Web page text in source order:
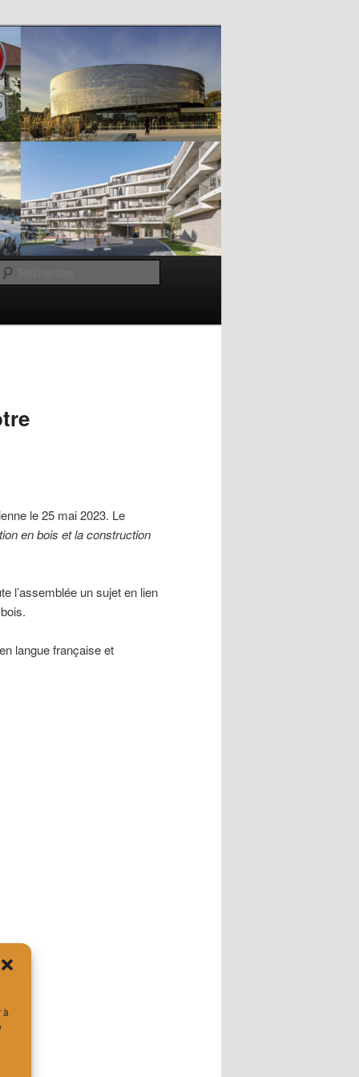
à
le 25 mai 2023. Le
en bois et la construction
l’assemblée un sujet en lien
langue française et